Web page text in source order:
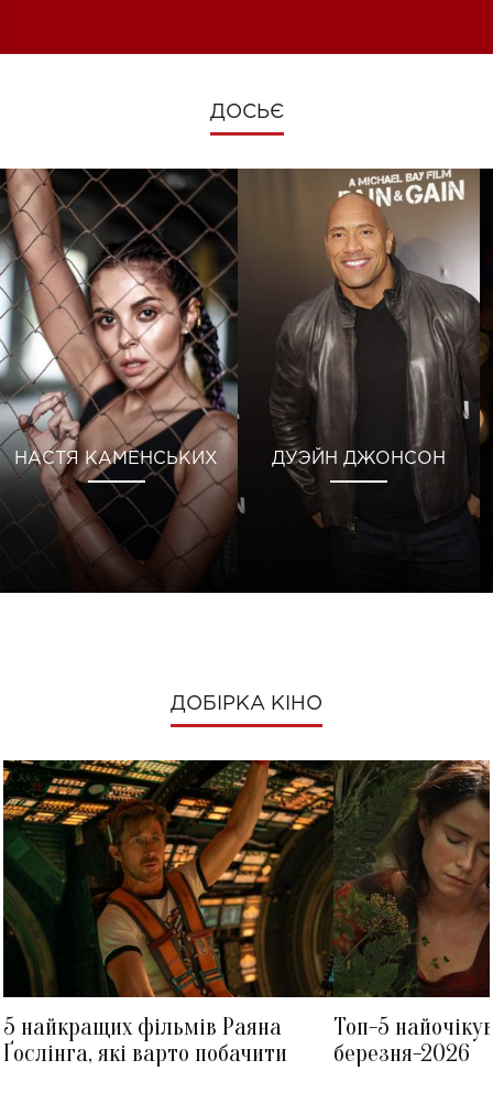
ДОСЬЄ
НАСТЯ КАМЕНСЬКИХ ДУЭЙН ДЖОНСОН
ДОБІРКА КІНО
5 найкращих фільмів Раяна
Ґослінга, які варто побачити
Топ-5
березня-2026